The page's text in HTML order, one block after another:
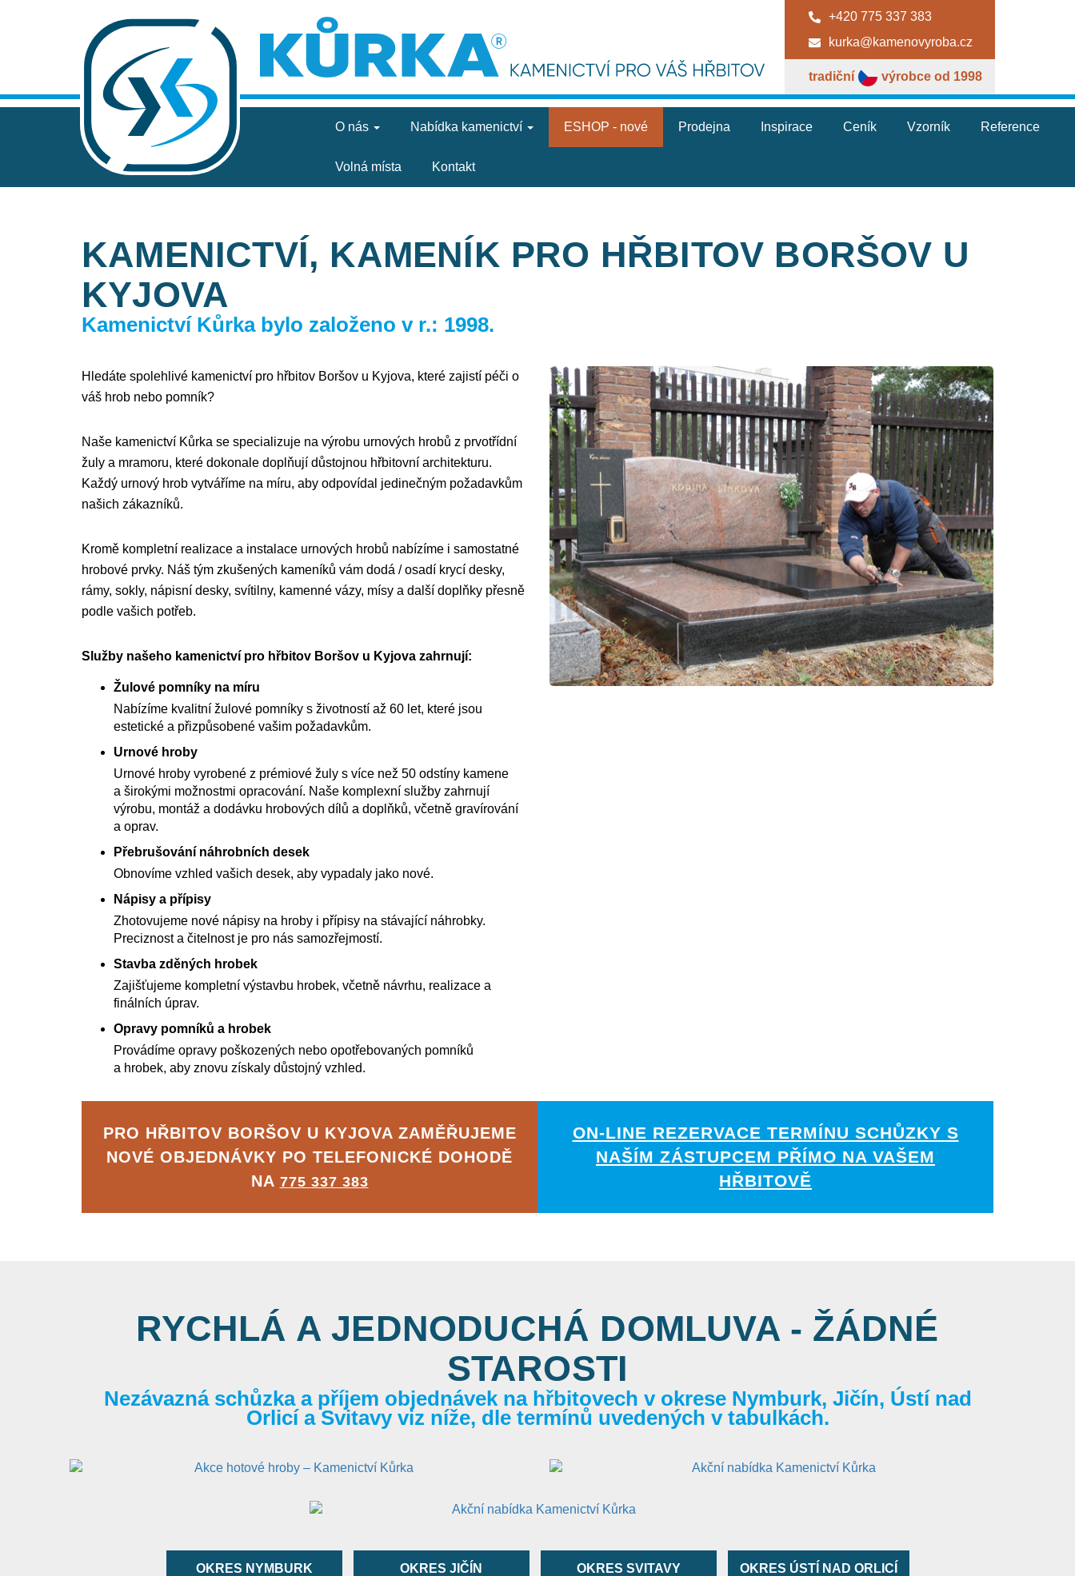
+420 775 337 383
kurka@kamenovyroba.cz
tradiční výrobce od 1998
O nás Nabídka kamenictví ESHOP - nové Prodejna Inspirace Ceník Vzorník Reference
Volná místa Kontakt
KAMENICTVÍ, KAMENÍK PRO HŘBITOV BORŠOV U
KYJOVA
Kamenictví Kůrka bylo založeno v r.: 1998.
Hledáte spolehlivé kamenictví pro hřbitov Boršov u Kyjova, které zajistí péči o
váš hrob nebo pomník?
Naše kamenictví Kůrka se specializuje na výrobu urnových hrobů z prvotřídní
žuly a mramoru, které dokonale doplňují důstojnou hřbitovní architekturu.
Každý urnový hrob vytváříme na míru, aby odpovídal jedinečným požadavkům
našich zákazníků.
Kromě kompletní realizace a instalace urnových hrobů nabízíme i samostatné
hrobové prvky. Náš tým zkušených kameníků vám dodá / osadí krycí desky,
rámy, sokly, nápisní desky, svítilny, kamenné vázy, mísy a další doplňky přesně
podle vašich potřeb.
Služby našeho kamenictví pro hřbitov Boršov u Kyjova zahrnují:
Žulové pomníky na míru
Nabízíme kvalitní žulové pomníky s životností až 60 let, které jsou
estetické a přizpůsobené vašim požadavkům.
Urnové hroby
Urnové hroby vyrobené z prémiové žuly s více než 50 odstíny kamene
a širokými možnostmi opracování. Naše komplexní služby zahrnují
výrobu, montáž a dodávku hrobových dílů a doplňků, včetně gravírování
a oprav.
Přebrušování náhrobních desek
Obnovíme vzhled vašich desek, aby vypadaly jako nové.
Nápisy a přípisy
Zhotovujeme nové nápisy na hroby i přípisy na stávající náhrobky.
Preciznost a čitelnost je pro nás samozřejmostí.
Stavba zděných hrobek
Zajišťujeme kompletní výstavbu hrobek, včetně návrhu, realizace a
finálních úprav.
Opravy pomníků a hrobek
Provádíme opravy poškozených nebo opotřebovaných pomníků
a hrobek, aby znovu získaly důstojný vzhled.
PRO HŘBITOV BORŠOV U KYJOVA ZAMĚŘUJEME
NOVÉ OBJEDNÁVKY PO TELEFONICKÉ DOHODĚ
NA 775 337 383
ON-LINE REZERVACE TERMÍNU SCHŮZKY S
NAŠÍM ZÁSTUPCEM PŘÍMO NA VAŠEM
HŘBITOVĚ
RYCHLÁ A JEDNODUCHÁ DOMLUVA - ŽÁDNÉ
STAROSTI
Nezávazná schůzka a příjem objednávek na hřbitovech v okrese Nymburk, Jičín, Ústí nad
Orlicí a Svitavy viz níže, dle termínů uvedených v tabulkách.
OKRES NYMBURK OKRES JIČÍN OKRES SVITAVY OKRES ÚSTÍ NAD ORLICÍ